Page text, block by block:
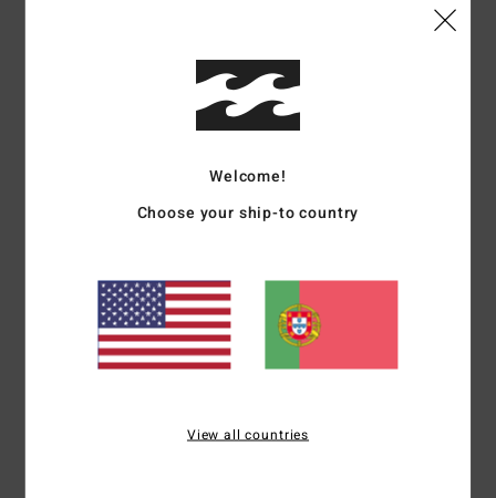
Cor
5 /5
Welcome!
Choose your ship-to country
View all countries